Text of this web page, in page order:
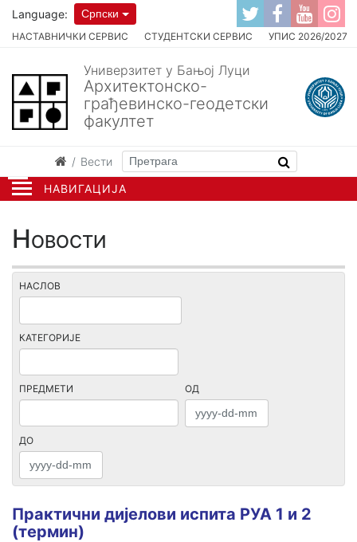
НАВИГАЦИЈА
НАСТАВНИЧКИ СЕРВИС СТУДЕНТСКИ СЕРВИС УПИС 2026/2027
Language: Српски
Универзитет у Бањој Луци
Архитектонско-
грађевинско-геодетски
факултет
Вести
Новости
НАСЛОВ
КАТЕГОРИЈЕ
ПРЕДМЕТИ ОД
ДО
Практични дијелови испита РУА 1 и 2
(термин)